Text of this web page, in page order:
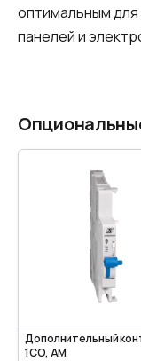
оптимальным
панелей и
Дополнительный
1CO, AM